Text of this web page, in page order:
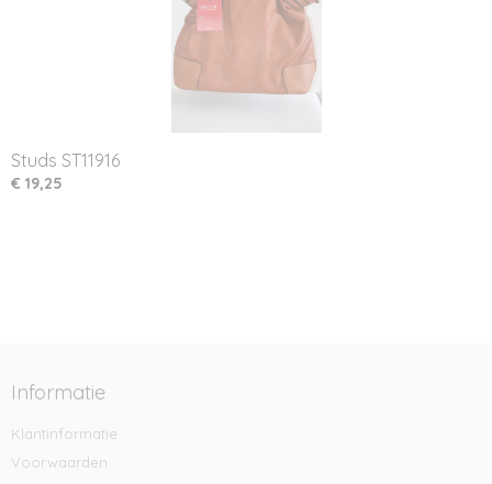
Studs ST11916
€ 19,25
Informatie
Klantinformatie
Voorwaarden